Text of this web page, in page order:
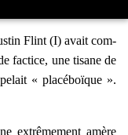
Flint (I) avait com­
fac­tice, une tisane de
« pla­cé­boïque ».
extrê­me­ment amère